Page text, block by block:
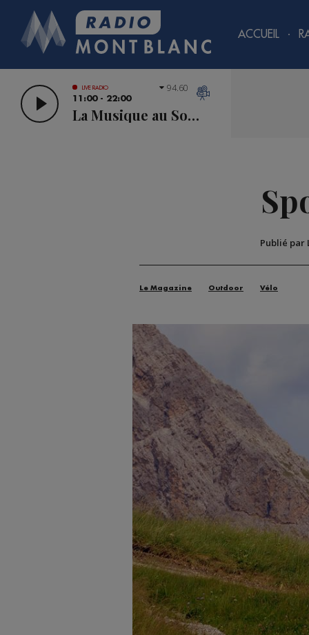
ACCUEIL
LIVE RADIO
11:00 - 22:00
La Musique au Sommet
94.60
Publié par
Le Magazine Outdoor Vélo